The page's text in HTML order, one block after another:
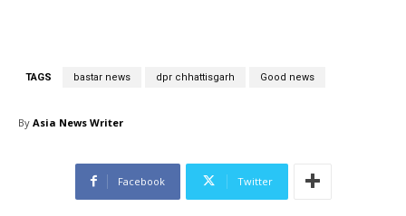
TAGS bastar news dpr chhattisgarh Good news
By Asia News Writer
Facebook Twitter